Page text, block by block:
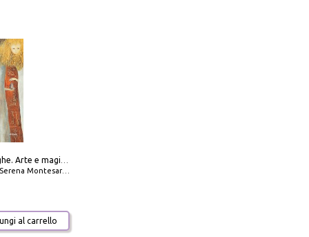
Amabili streghe. Arte e magie di Leonora Carrington e Remedios Varo
Montesarchio
al carrello